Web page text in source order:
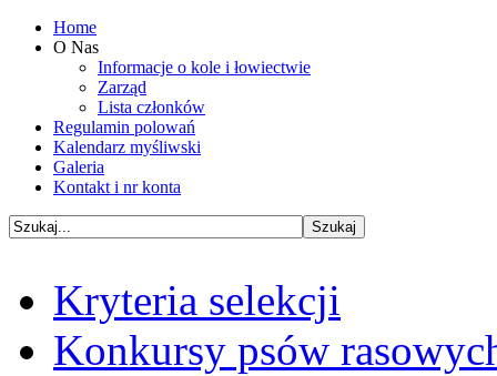
Home
O Nas
Informacje o kole i łowiectwie
Zarząd
Lista członków
Regulamin polowań
Kalendarz myśliwski
Galeria
Kontakt i nr konta
Kryteria selekcji
Konkursy psów